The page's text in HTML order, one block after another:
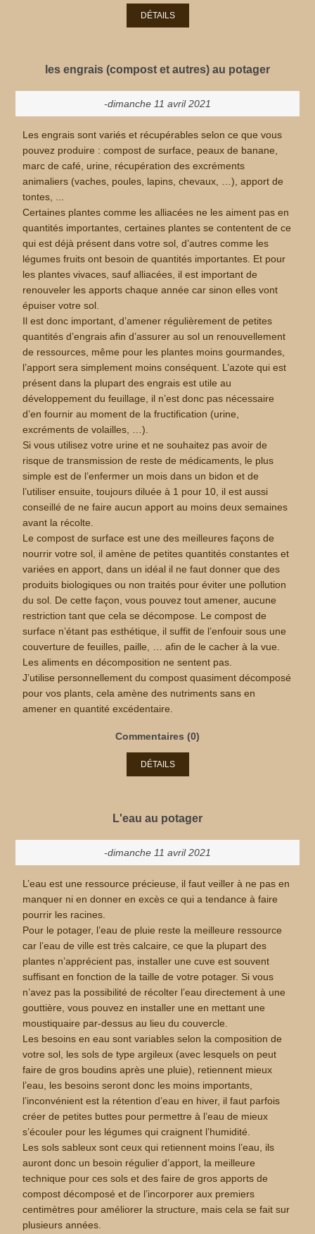
DÉTAILS
les engrais (compost et autres) au potager
-dimanche 11 avril 2021
Les engrais sont variés et récupérables selon ce que vous
pouvez produire : compost de surface, peaux de banane,
marc de café, urine, récupération des excréments
animaliers (vaches, poules, lapins, chevaux, …), apport de
tontes, ...
Certaines plantes comme les alliacées ne les aiment pas en
quantités importantes, certaines plantes se contentent de ce
qui est déjà présent dans votre sol, d’autres comme les
légumes fruits ont besoin de quantités importantes. Et pour
les plantes vivaces, sauf alliacées, il est important de
renouveler les apports chaque année car sinon elles vont
épuiser votre sol.
Il est donc important, d’amener régulièrement de petites
quantités d’engrais afin d’assurer au sol un renouvellement
de ressources, même pour les plantes moins gourmandes,
l’apport sera simplement moins conséquent. L’azote qui est
présent dans la plupart des engrais est utile au
développement du feuillage, il n’est donc pas nécessaire
d’en fournir au moment de la fructification (urine,
excréments de volailles, …).
Si vous utilisez votre urine et ne souhaitez pas avoir de
risque de transmission de reste de médicaments, le plus
simple est de l’enfermer un mois dans un bidon et de
l’utiliser ensuite, toujours diluée à 1 pour 10, il est aussi
conseillé de ne faire aucun apport au moins deux semaines
avant la récolte.
Le compost de surface est une des meilleures façons de
nourrir votre sol, il amène de petites quantités constantes et
variées en apport, dans un idéal il ne faut donner que des
produits biologiques ou non traités pour éviter une pollution
du sol. De cette façon, vous pouvez tout amener, aucune
restriction tant que cela se décompose. Le compost de
surface n’étant pas esthétique, il suffit de l’enfouir sous une
couverture de feuilles, paille, … afin de le cacher à la vue.
Les aliments en décomposition ne sentent pas.
J’utilise personnellement du compost quasiment décomposé
pour vos plants, cela amène des nutriments sans en
amener en quantité excédentaire.
Commentaires (0)
DÉTAILS
L'eau au potager
-dimanche 11 avril 2021
L’eau est une ressource précieuse, il faut veiller à ne pas en
manquer ni en donner en excès ce qui a tendance à faire
pourrir les racines.
Pour le potager, l’eau de pluie reste la meilleure ressource
car l’eau de ville est très calcaire, ce que la plupart des
plantes n’apprécient pas, installer une cuve est souvent
suffisant en fonction de la taille de votre potager. Si vous
n’avez pas la possibilité de récolter l’eau directement à une
gouttière, vous pouvez en installer une en mettant une
moustiquaire par-dessus au lieu du couvercle.
Les besoins en eau sont variables selon la composition de
votre sol, les sols de type argileux (avec lesquels on peut
faire de gros boudins après une pluie), retiennent mieux
l’eau, les besoins seront donc les moins importants,
l’inconvénient est la rétention d’eau en hiver, il faut parfois
créer de petites buttes pour permettre à l’eau de mieux
s’écouler pour les légumes qui craignent l’humidité.
Les sols sableux sont ceux qui retiennent moins l’eau, ils
auront donc un besoin régulier d’apport, la meilleure
technique pour ces sols et des faire de gros apports de
compost décomposé et de l’incorporer aux premiers
centimètres pour améliorer la structure, mais cela se fait sur
plusieurs années.